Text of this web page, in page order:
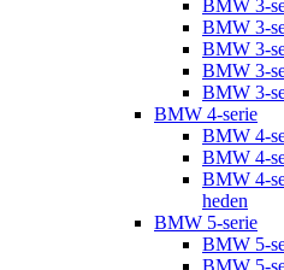
BMW 3-
BMW 3-
BMW 3-
BMW 3-
BMW 3-
BMW 4-serie
BMW 4-
BMW 4-
BMW 4-
heden
BMW 5-serie
BMW 5-